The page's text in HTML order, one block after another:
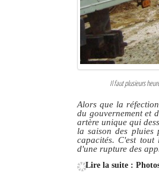
Il faut plusieurs
Alors que la
du gouvernement et
artère unique qui
la saison des pluies
capacités. C'est
d'une rupture des
Lire la suite :